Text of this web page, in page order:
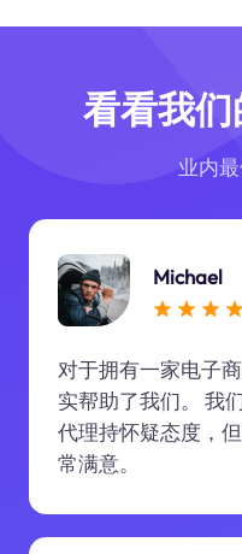
看看我
业内
Michael
对于拥有一家电子
实帮助了我们。 我
代理持怀疑态度，
常满意。